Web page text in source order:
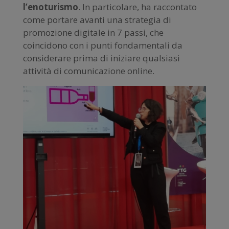
l’enoturismo. In particolare, ha raccontato
come portare avanti una strategia di
promozione digitale in 7 passi, che
coincidono con i punti fondamentali da
considerare prima di iniziare qualsiasi
attività di comunicazione online.